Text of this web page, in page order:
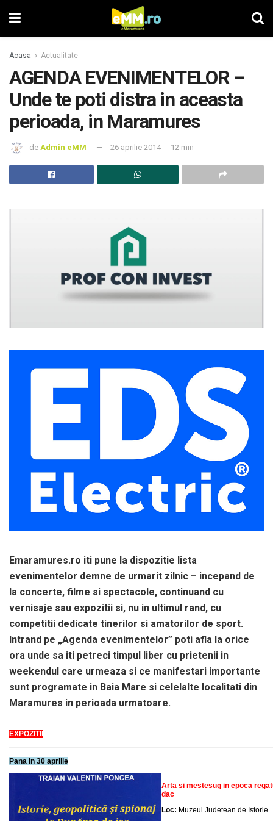
Acasa Actualitate
AGENDA EVENIMENTELOR –
Unde te poti distra in aceasta
perioada, in Maramures
de Admin eMM 26 aprilie 2014 12 min
Emaramures.ro iti pune la dispozitie lista
evenimentelor demne de urmarit zilnic – incepand de
la concerte, filme si spectacole, continuand cu
vernisaje sau expozitii si, nu in ultimul rand, cu
competitii dedicate tinerilor si amatorilor de sport.
Intrand pe „Agenda evenimentelor” poti afla la orice
ora unde sa iti petreci timpul liber cu prietenii in
weekendul care urmeaza si ce manifestari importante
sunt programate in Baia Mare si celelalte localitati din
Maramures in perioada urmatoare.
EXPOZITII
Pana in 30 aprilie
Arta si mestesug in epoca
dac
Loc: Muzeul Judetean de Istorie